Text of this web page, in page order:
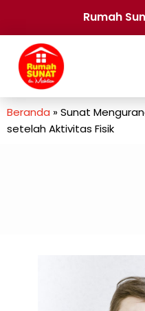
Rumah
Beranda »Sunat
setelah Aktivitas Fisik